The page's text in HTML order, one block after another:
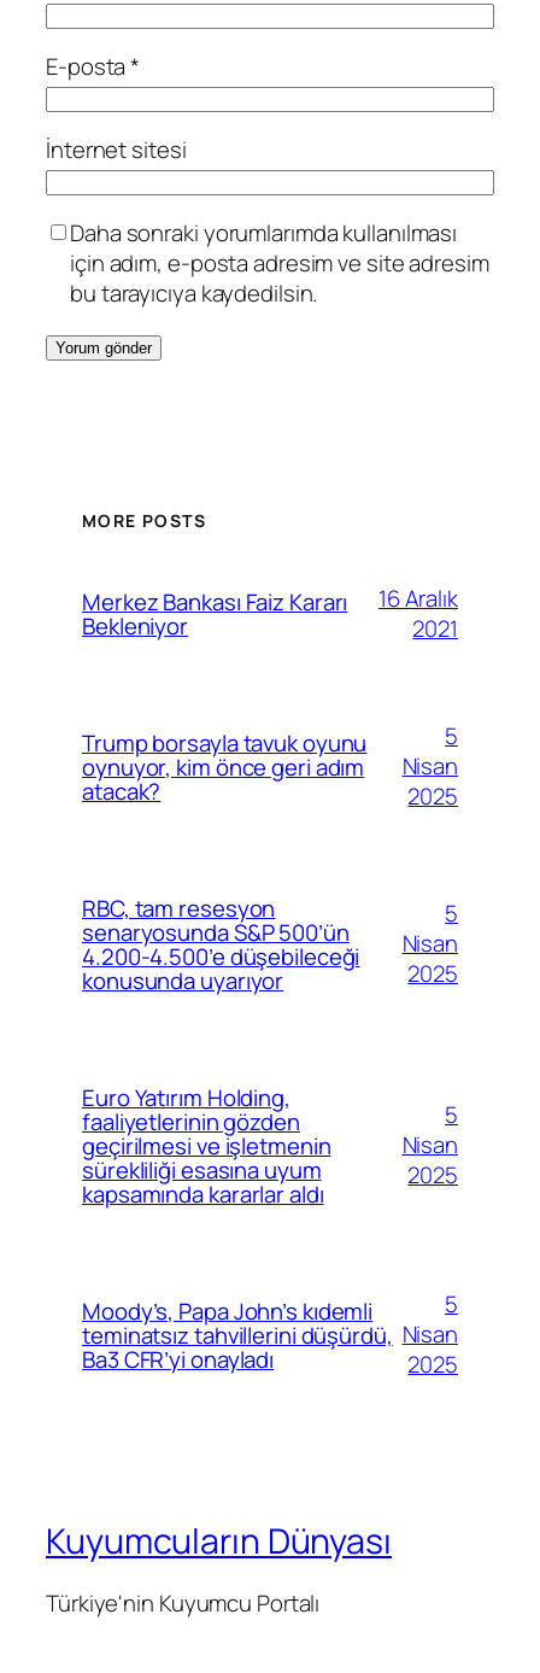
E-posta*
İnternet sitesi
Daha sonraki yorumlarımda kullanılması
için adım, e-posta adresim ve site adresim
bu tarayıcıya kaydedilsin.
MORE POSTS
Merkez Bankası Faiz Kararı
Bekleniyor
16 Aralık
2021
Trump borsayla tavuk oyunu
oynuyor, kim önce geri adım
atacak?
5
Nisan
2025
RBC, tam resesyon
senaryosunda S&P 500’ün
4.200-4.500’e düşebileceği
konusunda uyarıyor
5
Nisan
2025
Euro Yatırım Holding,
faaliyetlerinin gözden
geçirilmesi ve işletmenin
sürekliliği esasına uyum
kapsamında kararlar aldı
5
Nisan
2025
Moody’s, Papa John’s kıdemli
teminatsız tahvillerini düşürdü,
Ba3 CFR’yi onayladı
5
Nisan
2025
Kuyumcuların Dünyası
Türkiye'nin Kuyumcu Portalı